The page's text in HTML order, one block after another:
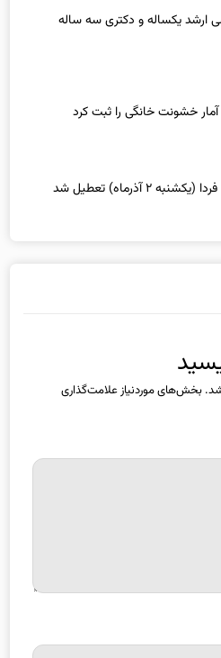
بخش‌های موردنیاز علامت‌گذاری